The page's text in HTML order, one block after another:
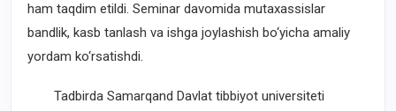
ham taqdim etildi. Seminar davomida mutaxassislar
bandlik, kasb tanlash va ishga joylashish bo‘yicha amaliy
yordam ko‘rsatishdi.
Tadbirda Samarqand Davlat tibbiyot universiteti